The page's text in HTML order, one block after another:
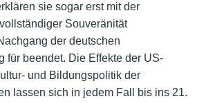
sie sogar erst mit der
Souveränität
der deutschen
für beendet. Die Effekte der US-
und Bildungspolitik der
lassen sich in jedem Fall bis ins 21.